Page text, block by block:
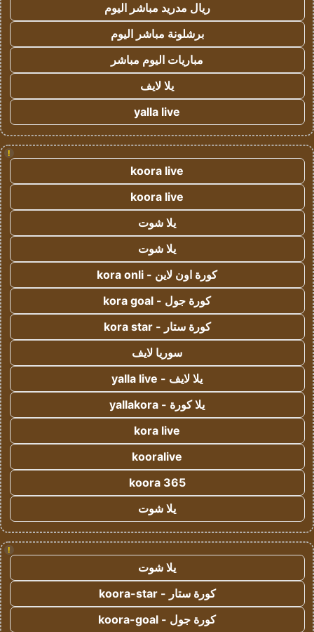
ريال مدريد مباشر اليوم
برشلونة مباشر اليوم
مباريات اليوم مباشر
يلا لايف
yalla live
!
koora live
koora live
يلا شوت
يلا شوت
كورة اون لاين - kora onli
كورة جول - kora goal
كورة ستار - kora star
سوريا لايف
يلا لايف - yalla live
يلا كورة - yallakora
kora live
kooralive
koora 365
يلا شوت
!
يلا شوت
كورة ستار - koora-star
كورة جول - koora-goal